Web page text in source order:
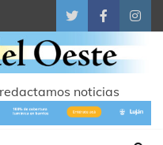
TwitterFacebook
noticias